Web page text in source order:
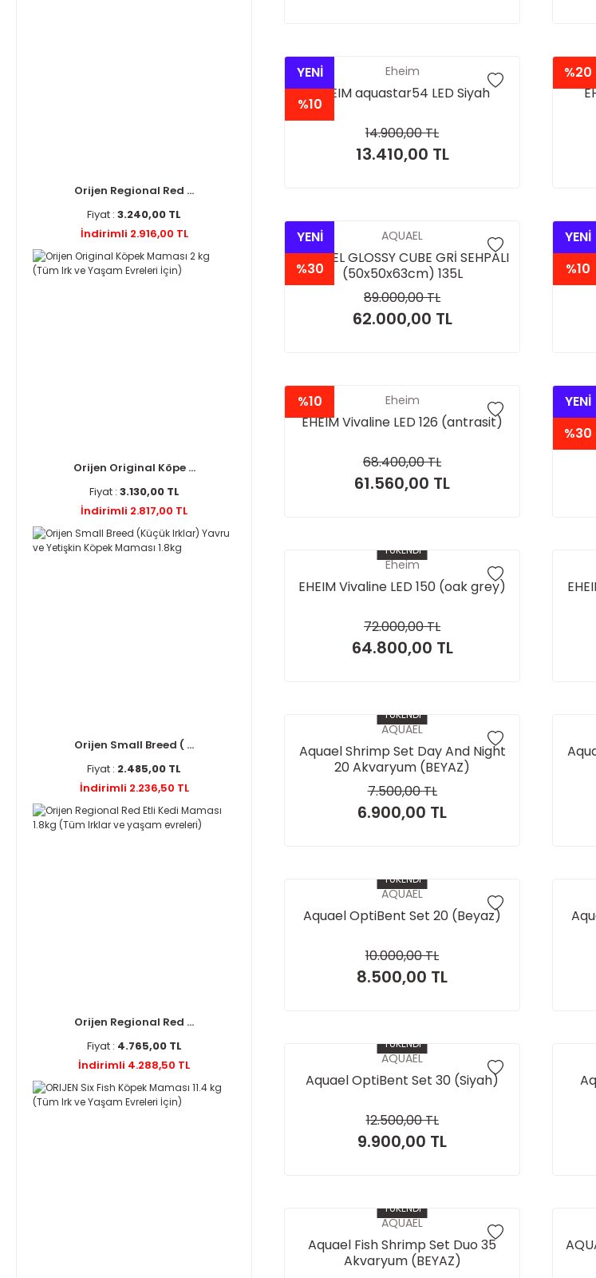
Orijen Regional Red ...
Fiyat : 3.240,00 TL
İndirimli 2.916,00 TL
Orijen Original Köpe ...
Fiyat : 3.130,00 TL
İndirimli 2.817,00 TL
Orijen Small Breed ( ...
Fiyat : 2.485,00 TL
İndirimli 2.236,50 TL
Orijen Regional Red ...
Fiyat : 4.765,00 TL
İndirimli 4.288,50 TL
YENİ
%10
Eheim
EHEIM aquastar54 LED Siyah
14.900,00 TL
13.410,00 TL
%20
YENİ
%30
AQUAEL
AQUAEL GLOSSY CUBE GRİ SEHPALI
(50x50x63cm) 135L
89.000,00 TL
62.000,00 TL
YENİ
%10
%10 Eheim
EHEIM Vivaline LED 126 (antrasit)
68.400,00 TL
61.560,00 TL
YENİ
%30
TÜKENDİ
Eheim
EHEIM Vivaline LED 150 (oak grey)
72.000,00 TL
64.800,00 TL
TÜKENDİ
AQUAEL
Aquael Shrimp Set Day And Night
20 Akvaryum (BEYAZ)
7.500,00 TL
6.900,00 TL
TÜKENDİ
AQUAEL
Aquael OptiBent Set 20 (Beyaz)
10.000,00 TL
8.500,00 TL
TÜKENDİ
AQUAEL
Aquael OptiBent Set 30 (Siyah)
12.500,00 TL
9.900,00 TL
TÜKENDİ
AQUAEL
Aquael Fish Shrimp Set Duo 35
Akvaryum (BEYAZ)